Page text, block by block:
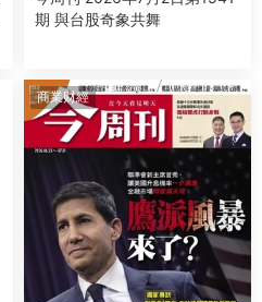
期 與台股奇象共舞
商業财經